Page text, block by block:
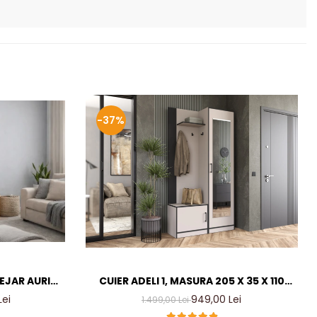
AURIU
LIVING
-37%
CUIER ADELI 1, MASURA 205 X 35 X 110
CM, CULOARE CASMIR INCHIS
1.499,00 Lei949,00 Lei